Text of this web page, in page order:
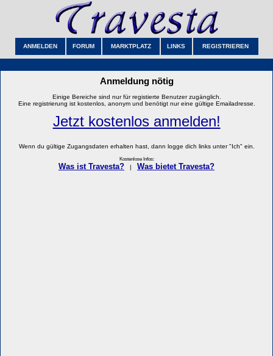
ANMELDEN FORUM MARKTPLATZ LINKS REGISTRIEREN
Anmeldung nötig
Einige Bereiche sind nur für registierte Benutzer zugänglich.
Eine registrierung ist kostenlos, anonym und benötigt nur eine gültige Emailadresse.
Jetzt kostenlos anmelden!
Wenn du gültige Zugangsdaten erhalten hast, dann logge dich links unter "Ich" ein.
Kostenlose Infos:
Was ist Travesta? Was bietet Travesta?